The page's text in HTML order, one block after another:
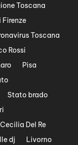
Toscana
Firenze
Toscana
Rossi
Pisa
Stato brado
Cecilia Del Re
dj
Livorno